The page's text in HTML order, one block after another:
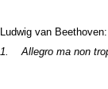
Ludwig van
1. Allegro ma non